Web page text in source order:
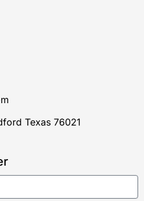
Texas 76021